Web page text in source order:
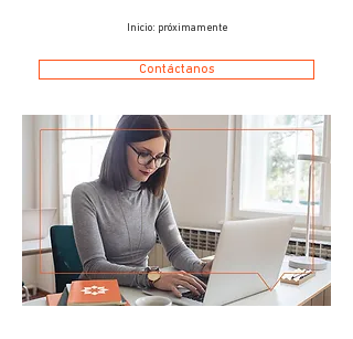
Inicio: próximamente
Contáctanos